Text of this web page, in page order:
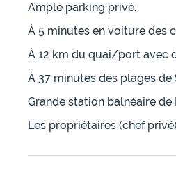
Ample parking privé.
À 5 minutes en voiture des
À 12 km du quai/port avec
À 37 minutes des plages
Grande station balnéaire
Les propriétaires (chef